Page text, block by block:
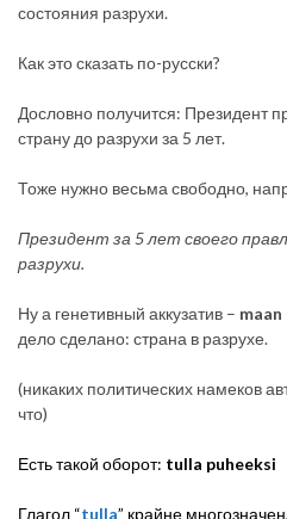
состояния разрухи.
Как это сказать по-русски?
Дословно получится: Президент
страну до разрухи за 5 лет.
Тоже нужно весьма свободно,
Президент за 5 лет своего
разрухи.
Ну а генетивный аккузатив – maan
дело сделано: страна в разрухе.
(никаких политических намеков
что)
Есть такой оборот: tulla puheeksi
Глагол “tulla” крайне